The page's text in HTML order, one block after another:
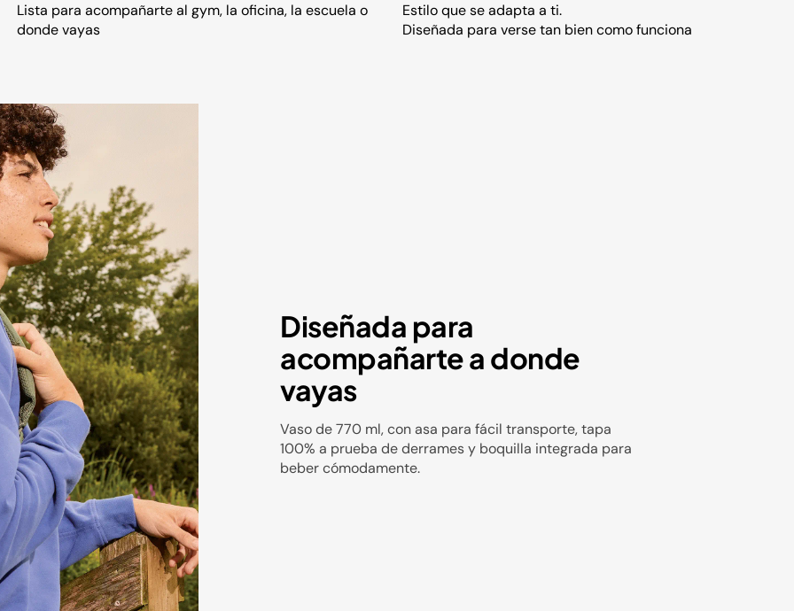
Lista para acompañarte al gym, la oficina, la escuela o
donde vayas
Estilo que se adapta a ti.
Diseñada para verse tan bien como funciona
Diseñada para
acompañarte a donde
vayas
Vaso de 770 ml, con asa para fácil transporte, tapa
100% a prueba de derrames y boquilla integrada para
beber cómodamente.